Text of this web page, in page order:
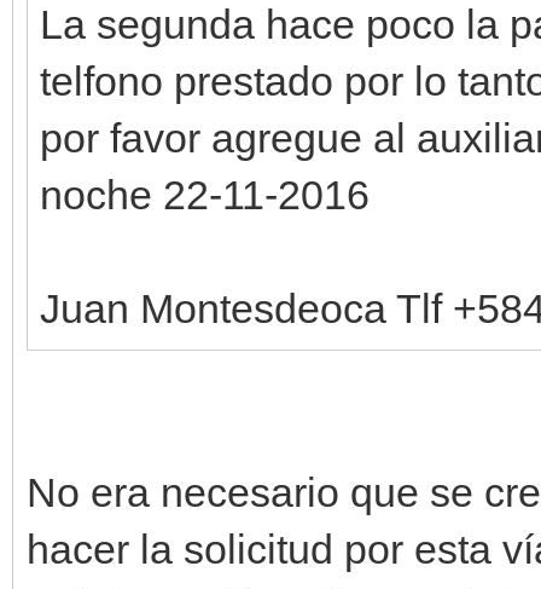
La segunda hace poco la
telfono prestado por lo
por favor agregue al
noche 22-11-2016
Juan Montesdeoca Tlf
No era necesario que se
hacer la solicitud por esta